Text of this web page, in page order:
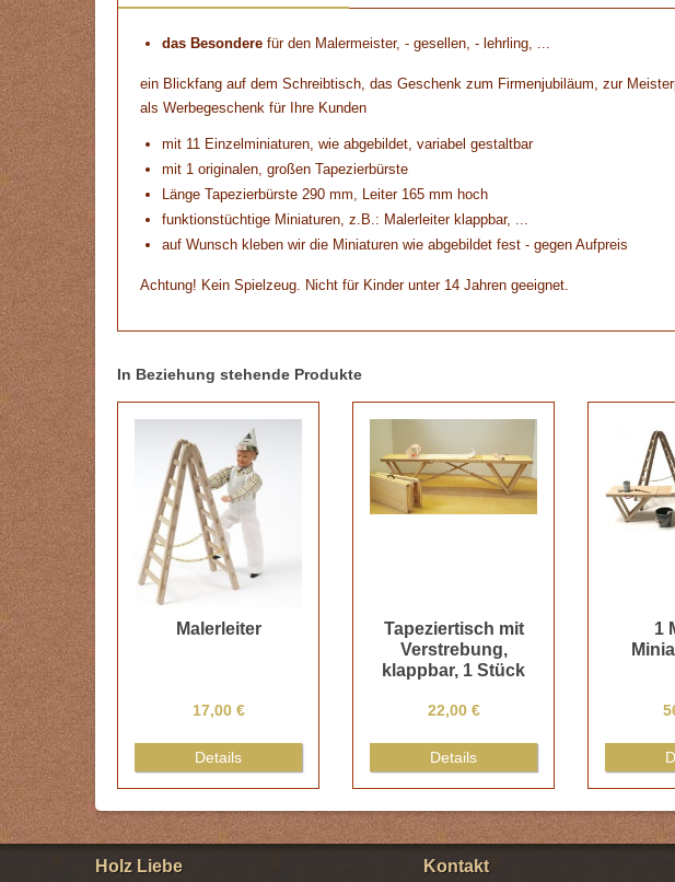
das Besondere für den Malermeister, - gesellen, - lehrling, ...
ein Blickfang auf dem Schreibtisch, das Geschenk zum Firmenjubiläum, zur
als Werbegeschenk für Ihre Kunden
mit 11 Einzelminiaturen, wie abgebildet, variabel gestaltbar
mit 1 originalen, großen Tapezierbürste
Länge Tapezierbürste 290 mm, Leiter 165 mm hoch
funktionstüchtige Miniaturen, z.B.: Malerleiter klappbar, ...
auf Wunsch kleben wir die Miniaturen wie abgebildet fest - gegen Aufpreis
Achtung! Kein Spielzeug. Nicht für Kinder unter 14 Jahren geeignet.
In Beziehung stehende Produkte
Malerleiter
17,00 €
Details
Tapeziertisch mit
Verstrebung,
klappbar, 1 Stück
22,00 €
Details
1
Holz Liebe Kontakt